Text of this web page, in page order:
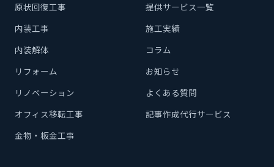
原状回復工事
内装工事
内装解体
リフォーム
リノベーション
オフィス移転工事
金物・板金工事
提供サービス一覧
施工実績
コラム
お知らせ
よくある質問
記事作成代行サービス